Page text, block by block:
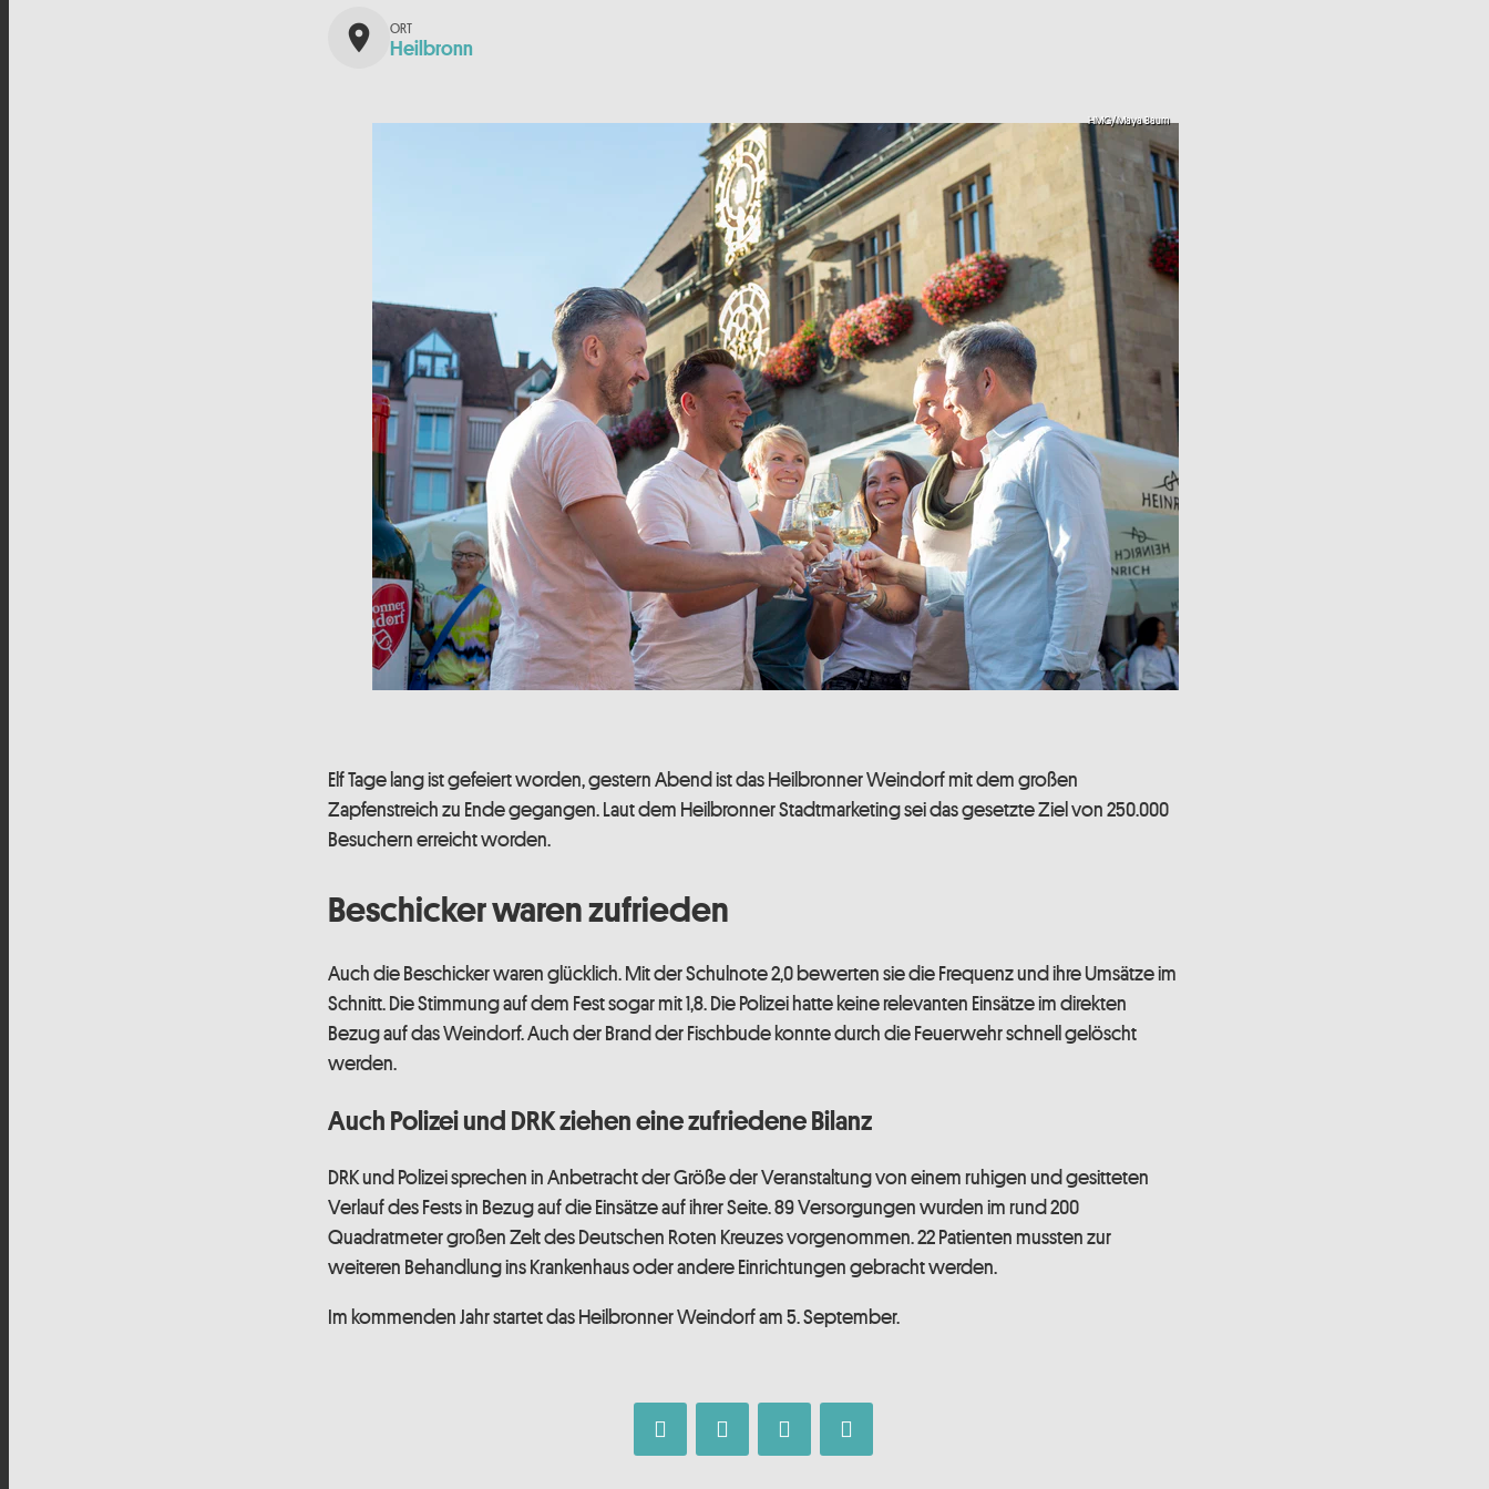
place Heilbronn
HMG/Maya Baum
Elf Tage lang ist gefeiert worden, gestern Abend ist das Heilbronner Weindorf mit dem großen
Zapfenstreich zu Ende gegangen. Laut dem Heilbronner Stadtmarketing sei das gesetzte Ziel von 250.000
Besuchern erreicht worden.
Beschicker waren zufrieden
Auch die Beschicker waren glücklich. Mit der Schulnote 2,0 bewerten sie die Frequenz und ihre Umsätze im
Schnitt. Die Stimmung auf dem Fest sogar mit 1,8. Die Polizei hatte keine relevanten Einsätze im direkten
Bezug auf das Weindorf. Auch der Brand der Fischbude konnte durch die Feuerwehr schnell gelöscht
werden.
Auch Polizei und DRK ziehen eine zufriedene Bilanz
DRK und Polizei sprechen in Anbetracht der Größe der Veranstaltung von einem ruhigen und gesitteten
Verlauf des Fests in Bezug auf die Einsätze auf ihrer Seite. 89 Versorgungen wurden im rund 200
Quadratmeter großen Zelt des Deutschen Roten Kreuzes vorgenommen. 22 Patienten mussten zur
weiteren Behandlung ins Krankenhaus oder andere Einrichtungen gebracht werden.
Im kommenden Jahr startet das Heilbronner Weindorf am 5. September.